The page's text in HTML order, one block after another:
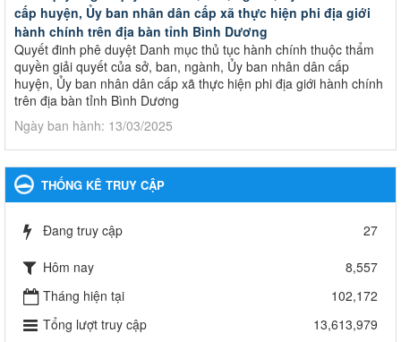
cấp huyện, Ủy ban nhân dân cấp xã thực hiện phi địa giới
hành chính trên địa bàn tỉnh Bình Dương
Quyết đinh phê duyệt Danh mục thủ tục hành chính thuộc thẩm
quyền giải quyết của sở, ban, ngành, Ủy ban nhân dân cấp
huyện, Ủy ban nhân dân cấp xã thực hiện phi địa giới hành chính
trên địa bàn tỉnh Bình Dương
Ngày ban hành: 13/03/2025
Giáo dục và Đào tạo thành phố Bến Cát
Kế hoạch Phổ biến, giáo dục pháp luật năm 2025 của ngành
Ngày ban hành: 28/02/2025
Quyết định công bố thủ tục hành chính bị bãi bỏ trong lĩnh
vực giáo dục đào tạo thuộc hệ giáo dục quốc dân và cơ sở
giáo dục khác thuộc thẩm quyền giải quyết của Sở Giáo dục
và Đào tạo, Ủy ban nhân dân cấp huyện
THỐNG KÊ TRUY CẬP
Đang truy cập 27
Hôm nay
8,557
Tháng hiện tại
102,172
Tổng lượt truy cập
13,613,979